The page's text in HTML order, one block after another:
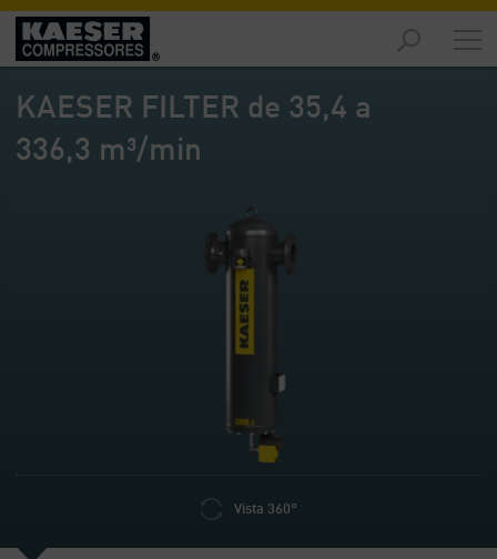
Produtos
-
Visão
geral
KAESER FILTER de 35,4 a
336,3 m³/min
Vista 360°